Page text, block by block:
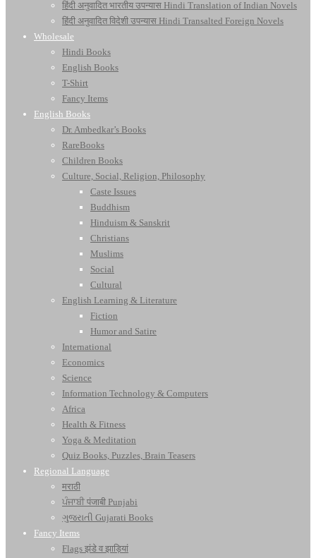
हिंदी अनुवादित भारतीय उपन्यास Hindi Translation of Indian Novels
हिंदी अनुवादित विदेशी उपन्यास Hindi Transalted Foreign Novels
Wholesale
Hindi Books
English Books
T-Shirt
Fancy Items
English Books
Dr. Ambedkar’s Books
RareBooks
Children Books
Culture, Social, Religion, Philosophy
Caste Issues
Buddhism
Hinduism & Sanskrit
Christians
Muslims
Social
Cultural
English Learning & Literature
Fiction
Humor and Satire
International
Economics
Science
Information Technology & Computers
Africa
Health & Fitness
Yoga & Meditation
Quiz Books, Puzzles, Brain Teasers
Regional Language
मराठी
ਪੰਜਾਬੀ पंजाबी Punjabi
ગુજરાતી Gujarati Books
Fancy Items
Flags झंडे व झाड़ियां